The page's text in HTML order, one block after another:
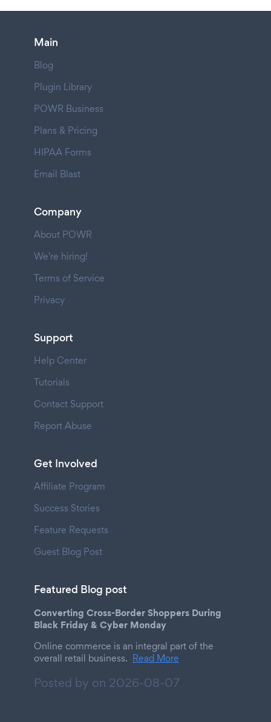
Main
Blog
Plugin Library
POWR Business
Plans & Pricing
HIPAA Forms
Email Blast
Company
About POWR
We're hiring!
Terms of Service
Privacy
Support
Help Center
Tutorials
Contact Support
Report Abuse
Get Involved
Affiliate Program
Success Stories
Feature Requests
Guest Blog Post
Featured Blog post
Converting Cross-Border Shoppers During
Black Friday & Cyber Monday
Online commerce is an integral part of the
overall retail business. Read More
Posted by on 2026-08-07